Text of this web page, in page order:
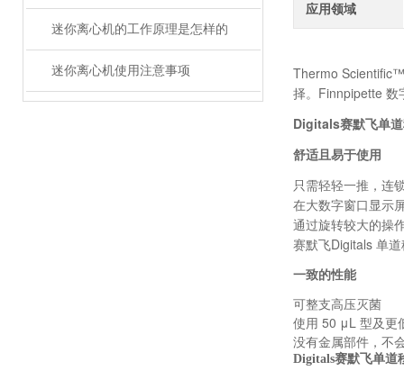
迷你离心机的工作原理是怎样的
迷你离心机使用注意事项
应用领域
Thermo
择。 Finnpipette 数
Digitals赛默飞单
舒适且易于使用
只需轻轻一推，连
在大数字窗口显示
通过旋转较大的操
赛默飞Digitals 单
一致的性能
可整支高压灭菌
使用 50 μL 型及更
没有金属部件，不
Digitals赛默飞单道